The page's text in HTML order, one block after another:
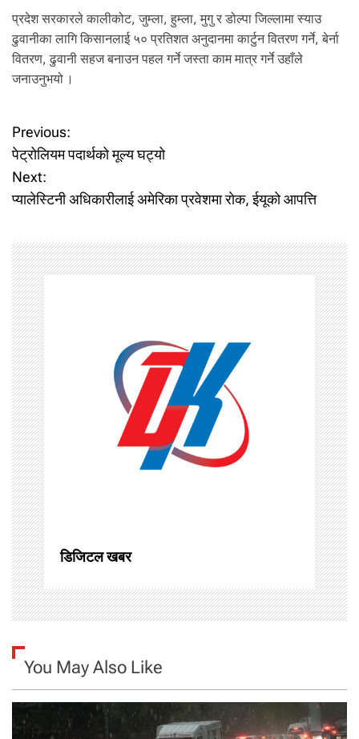
प्रदेश सरकारले कालीकोट, जुम्ला, हुम्ला, मुगु र डोल्पा जिल्लामा स्याउ
ढुवानीका लागि किसानलाई ५० प्रतिशत अनुदानमा कार्टुन वितरण गर्ने, बेर्ना
वितरण, ढुवानी सहज बनाउन पहल गर्ने जस्ता काम मात्र गर्ने उहाँले
जनाउनुभयो ।
P
o
s
t
n
a
v
i
g
a
t
i
o
n
Previous:
पेट्रोलियम पदार्थको मूल्य घट्यो
Next:
प्यालेस्टिनी अधिकारीलाई अमेरिका प्रवेशमा राेक, ईयूको आपत्ति
डिजिटल खबर
You May Also Like